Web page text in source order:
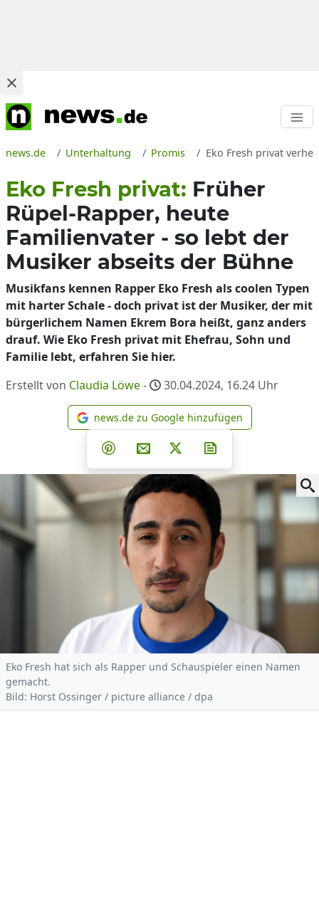
news.de Unterhaltung Promis Eko Fresh privat
Eko Fresh privat: Früher
Rüpel-Rapper, heute
Familienvater - so lebt der
Musiker abseits der Bühne
Musikfans kennen Rapper Eko Fresh als coolen Typen
mit harter Schale - doch privat ist der Musiker, der mit
bürgerlichem Namen Ekrem Bora heißt, ganz anders
drauf. Wie Eko Fresh privat mit Ehefrau, Sohn und
Familie lebt, erfahren Sie hier.
Erstellt von Claudia Löwe- 30.04.2024, 16.24 Uhr
news.de zu Google
news.de zu Google hinzufügen
Teilen auf Facebook
Teilen auf Whatsapp
Teilen auf Telegram
Teilen auf Pinterest
Per E-Mail teilen
Post auf X
Eko Fresh hat sich als Rapper und Schauspieler einen Namen
gemacht.
Bild: Horst Ossinger / picture alliance / dpa